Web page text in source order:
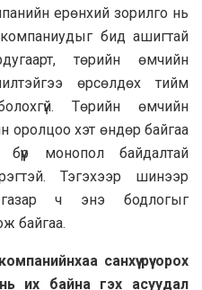
ерөнхий зорилго нь
бид ашигтай
төрийн өмчийн
өрсөлдөх тийм
Төрийн өмчийн
оролцоо хэт өндөр байгаа
монопол байдалтай
Тэгэхээр шинээр
газар ч энэ бодлогыг
байгаа.
санхүү рүү орох
их байна гэх асуудал